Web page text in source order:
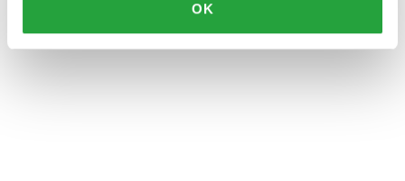
OK